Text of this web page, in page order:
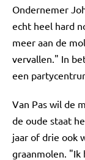
Ondernemer
echt heel hard
meer aan de
vervallen." In
een
Van Pas wil de
de oude staat
jaar of drie ook
graanmolen. "Ik